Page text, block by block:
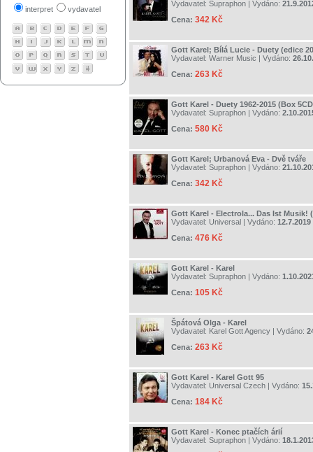
interpret vydavatel
Vydavatel: Supraphon | Vydáno:
Cena: 342 Kč
Gott Karel; Bílá Lucie - Duety (edice
Vydavatel: Warner Music | Vydáno:
Cena: 263 Kč
Gott Karel - Duety 1962-2015 (Box
Vydavatel: Supraphon | Vydáno:
Cena: 580 Kč
Gott Karel; Urbanová Eva - Dvě tváře
Vydavatel: Supraphon | Vydáno:
Cena: 342 Kč
Gott Karel - Electrola... Das Ist Musik!
Vydavatel: Universal | Vydáno: 12.7.2019
Cena: 476 Kč
Gott Karel - Karel
Vydavatel: Supraphon | Vydáno:
Cena: 105 Kč
Špátová Olga - Karel
Vydavatel: Karel Gott Agency | Vydáno:
Cena: 263 Kč
Gott Karel - Karel Gott 95
Vydavatel: Universal Czech | Vydáno:
Cena: 184 Kč
Gott Karel - Konec ptačích árií
Vydavatel: Supraphon | Vydáno: